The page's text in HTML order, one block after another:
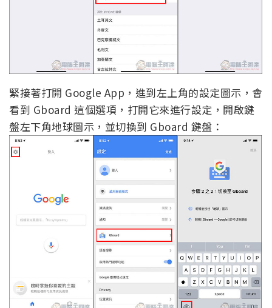
緊接著打開 Google App，進到左上角的設定圖示，會
看到 Gboard 這個選項，打開它來進行設定，開啟鍵
盤左下角地球圖示，並切換到 Gboard 鍵盤：